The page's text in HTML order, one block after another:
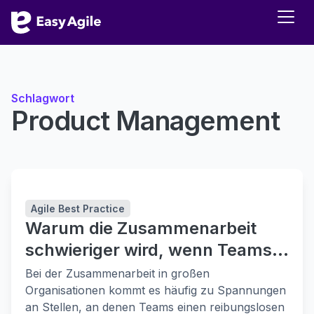
Schlagwort
Product Management
Agile Best Practice
Warum die Zusammenarbeit
schwieriger wird, wenn Teams
skalieren
Bei der Zusammenarbeit in großen
Organisationen kommt es häufig zu Spannungen
an Stellen, an denen Teams einen reibungslosen